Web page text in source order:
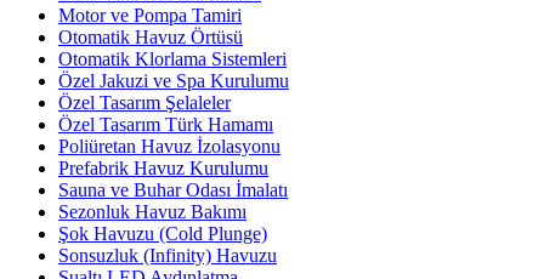
Motor ve Pompa Tamiri
Otomatik Havuz Örtüsü
Otomatik Klorlama Sistemleri
Özel Jakuzi ve Spa Kurulumu
Özel Tasarım Şelaleler
Özel Tasarım Türk Hamamı
Poliüretan Havuz İzolasyonu
Prefabrik Havuz Kurulumu
Sauna ve Buhar Odası İmalatı
Sezonluk Havuz Bakımı
Şok Havuzu (Cold Plunge)
Sonsuzluk (Infinity) Havuzu